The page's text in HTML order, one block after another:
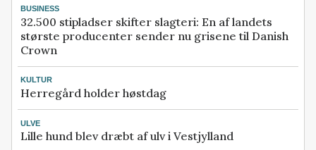
BUSINESS
32.500 stipladser skifter slagteri: En af landets
største producenter sender nu grisene til Danish
Crown
KULTUR
Herregård holder høstdag
ULVE
Lille hund blev dræbt af ulv i Vestjylland